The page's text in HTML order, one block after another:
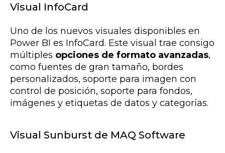
Visual InfoCard
Uno de los nuevos visuales disponibles en
Power BI es InfoCard. Este visual trae consigo
múltiples opciones de formato avanzadas,
como fuentes de gran tamaño, bordes
personalizados, soporte para imagen con
control de posición, soporte para fondos,
imágenes y etiquetas de datos y categorías.
Visual Sunburst de MAQ Software